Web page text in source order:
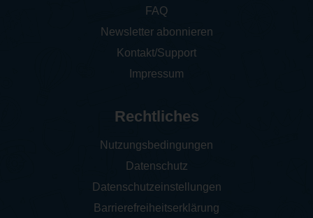
FAQ
Newsletter abonnieren
Kontakt/Support
Impressum
Rechtliches
Nutzungsbedingungen
Datenschutz
Datenschutzeinstellungen
Barrierefreiheitserklärung